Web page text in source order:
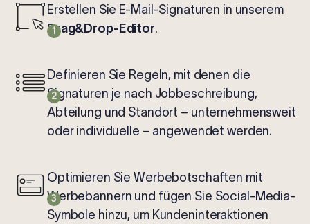
1
Erstellen Sie E-Mail-Signaturen in unserem
Drag&Drop-Editor.
2
Definieren Sie Regeln, mit denen die
Signaturen je nach Jobbeschreibung,
Abteilung und Standort – unternehmensweit
oder individuelle – angewendet werden.
3
Optimieren Sie Werbebotschaften mit
Werbebannern und fügen Sie Social-Media-
Symbole hinzu, um Kundeninteraktionen